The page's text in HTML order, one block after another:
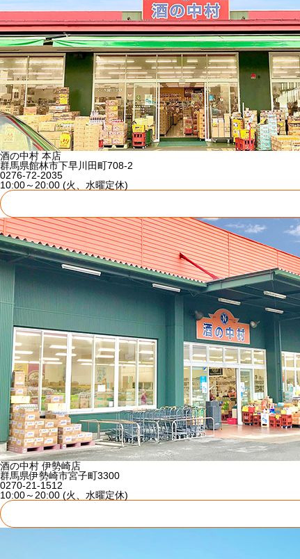
酒の中村 本店
群馬県館林市下早川田町708-2
0276-72-2035
10:00～20:00 (火、水曜定休)
酒の中村 伊勢崎店
群馬県伊勢崎市宮子町3300
0270-21-1512
10:00～20:00 (火、水曜定休)